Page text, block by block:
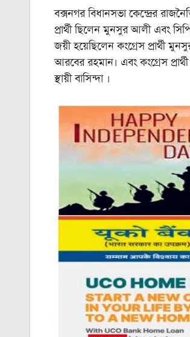
বক্সনগর বিধানসভা কেন্দ্রের
প্রার্থী ছিলেন মুনসুর আলী এবং
জয়ী হয়েছিলেন কংগ্রেস প্রার্থী
আরবের রহমান। এবং কংগ্রেস
স্থায়ী বাসিন্দা ।